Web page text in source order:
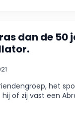
dan de
het
hij of zij vast een